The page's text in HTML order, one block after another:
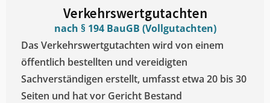
Verkehrswertgutachten
nach § 194 BauGB (Vollgutachten)
Das Verkehrswertgutachten wird von einem
öffentlich bestellten und vereidigten
Sachverständigen erstellt, umfasst etwa 20 bis 30
Seiten und hat vor Gericht Bestand